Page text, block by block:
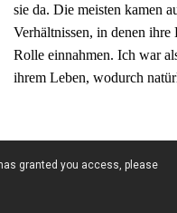
sie da. Die meisten kamen
Verhältnissen, in denen ihre
Rolle einnahmen. Ich war
ihrem Leben, wodurch